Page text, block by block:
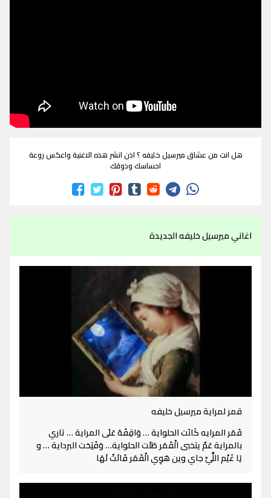
هل انت من عشاق ميرسيل خليفه ؟ اذن انشر هذه الاغنية واعكس روعة
احساسك وذوقك
اغاني ميرسيل خليفه الجديدة
قمر لمراية ميرسيل خليفه
قَمَر المرايه كَانَت الحلواية … وَاقِفُهُ عَلَى المراية … تاري
بالمراية عَمّ يتخبى الْقَمَر طَلَت الحلواية… وَفُتِحَت البرداية … و
يَا غَيْم اللَّيّ جاي وين هَوِي الْقَمَر قَالَتْ لَهَا